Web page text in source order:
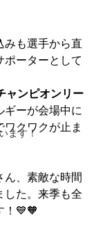
ます！
みも選手から直
ポーターとして
ャンピオンリー
ギーが会場中に
クワクが止ま
ん、素敵な時間
した。来季も全
！💙🧡